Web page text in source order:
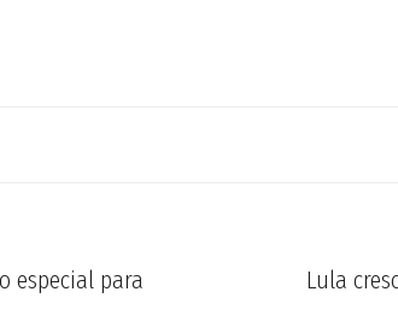
especial para
Lula